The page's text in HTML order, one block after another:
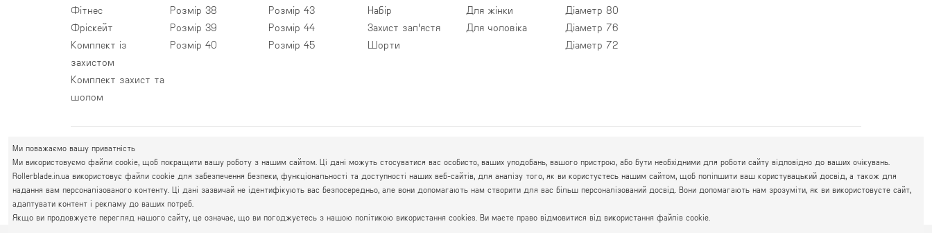
Фітнес
Фріскейт
Комплект із
захистом
Комплект захист та
шолом
Розмір 38
Розмір 39
Розмір 40
Розмір 43
Розмір 44
Розмір 45
Набір
Захист зап'ястя
Шорти
Для жінки
Для чоловіка
Діаметр 80
Діаметр 76
Діаметр 72
ПРАВИЙ БЕРЕГ
Святошин, Житомирська, Академмістечко
М. КИЇВ, ВУЛ. АКАДЕМІКА КРИМСЬКОГО, 4А
пн.-пт. 10.00 - 19.00
сб.-нд. 10.00 - 17.00
067 111-01-47
050 777-16-00
Ми поважаємо вашу приватність
Ми використовуємо файли cookie, щоб покращити вашу роботу з нашим сайтом. Ці дані можуть стосуватися вас особисто, ваших уподобань, вашого пристрою, або бути необхідними для роботи сайту відповідно до ваших очікувань.
Rollerblade.in.ua використовує файли cookie для забезпечення безпеки, функціональності та доступності наших веб-сайтів, для аналізу того, як ви користуєтесь нашим сайтом, щоб поліпшити ваш користувацький досвід, а також для
надання вам персоналізованого контенту. Ці дані зазвичай не ідентифікують вас безпосередньо, але вони допомагають нам створити для вас більш персоналізований досвід. Вони допомагають нам зрозуміти, як ви використовуєте сайт,
адаптувати контент і рекламу до ваших потреб.
Якщо ви продовжуєте перегляд нашого сайту, це означає, що ви погоджуєтесь з нашою політикою використання cookies. Ви маєте право відмовитися від використання файлів cookie.